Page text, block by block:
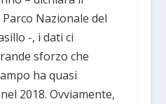
Nazionale del
-, i dati ci
sforzo che
ha quasi
2018. Ovviamente,